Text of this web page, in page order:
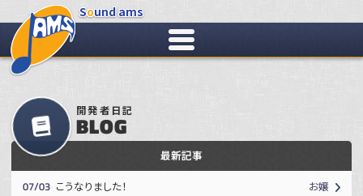
Sound ams
BLOG
開発者日記
最新記事
07/03 お嬢
こうなりました！